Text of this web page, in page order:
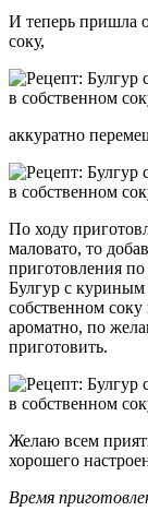
И теперь пришла
соку,
аккуратно
По ходу
маловато, то
приготовления
Булгур с
собственном соку
ароматно, по
приготовить.
Желаю всем
хорошего
Время